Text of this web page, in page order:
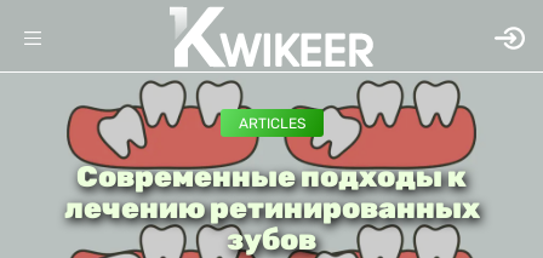
ARTICLES
Современные подходы к
лечению ретинированных
зубов